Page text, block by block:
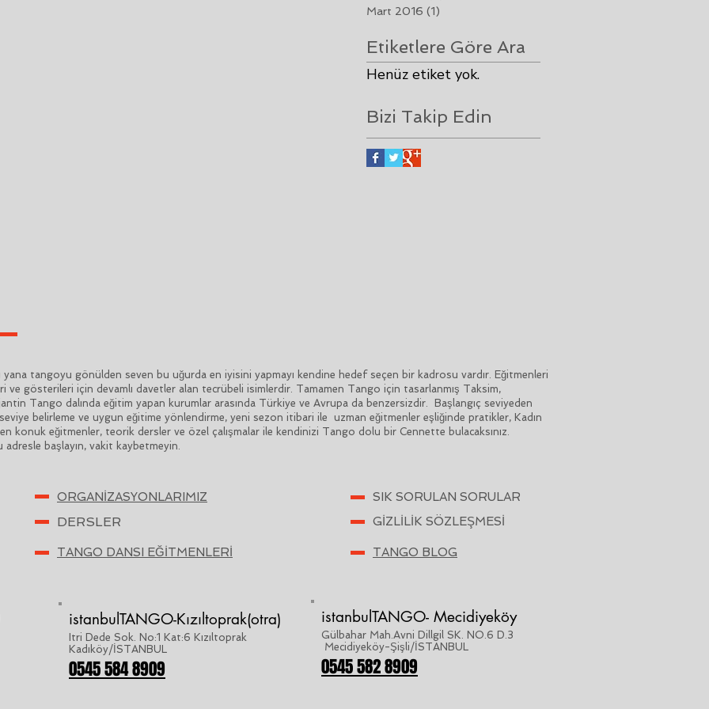
Mart 2016 (1)
Etiketlere Göre Ara
Henüz etiket yok.
Bizi Takip Edin
tangoyu gönülden seven bu uğurda en iyisini yapmayı kendine hedef seçen bir kadrosu vardır. Eğitmenleri
ve gösterileri için devamlı davetler alan tecrübeli isimlerdir. Tamamen Tango için tasarlanmış Taksim,
Tango dalında eğitim yapan kurumlar arasında Türkiye ve Avrupa da benzersizdir. Başlangıç seviyeden
belirleme ve uygun eğitime yönlendirme, yeni sezon itibari ile uzman eğitmenler eşliğinde pratikler, Kadın
konuk eğitmenler, teorik dersler ve özel çalışmalar ile kendinizi Tango dolu bir Cennette bulacaksınız.
başlayın, vakit kaybetmeyin.
ORGANİZASYONLARIMIZ
DERSLER
TANGO DANSI EĞİTMENLERİ
istanbulTANGO-Kızıltoprak(otra)
Itri Dede Sok. No:1 Kat:6 Kızıltoprak
Kadıköy/İSTANBUL
0545 584 8909
SIK SORULAN SORULAR
GİZLİLİK SÖZLEŞMESİ
TANGO BLOG
istanbulTANGO- Mecidiyeköy
Gülbahar Mah.Avni Dillgil SK. NO.6 D.3
Mecidiyeköy-Şişli/İSTANBUL
0545 582 8909